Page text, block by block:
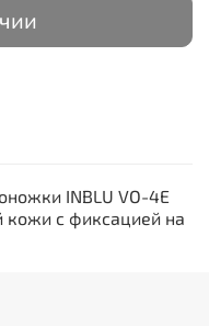
INBLU VO-4E
кожи с фиксацией на